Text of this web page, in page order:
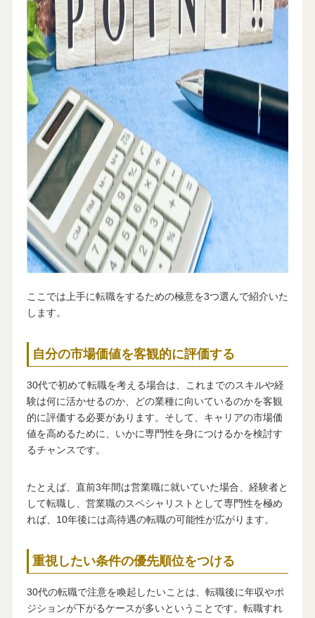
ここでは上手に転職をするための極意を3つ選んで紹介いた
します。
自分の市場価値を客観的に評価する
30代で初めて転職を考える場合は、これまでのスキルや経
験は何に活かせるのか、どの業種に向いているのかを客観
的に評価する必要があります。そして、キャリアの市場価
値を高めるために、いかに専門性を身につけるかを検討す
るチャンスです。
たとえば、直前3年間は営業職に就いていた場合、経験者と
して転職し、営業職のスペシャリストとして専門性を極め
れば、10年後には高待遇の転職の可能性が広がります。
重視したい条件の優先順位をつける
30代の転職で注意を喚起したいことは、転職後に年収やポ
ジションが下がるケースが多いということです。転職すれ